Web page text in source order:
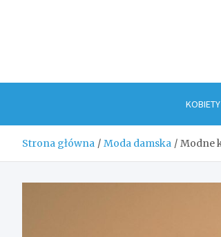
KOBIETY
Strona główna Moda damska Modne